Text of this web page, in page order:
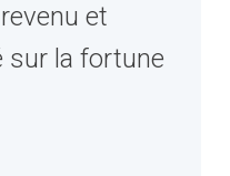
et
sur la fortune